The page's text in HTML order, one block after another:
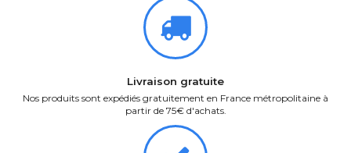
Livraison gratuite
Nos produits sont expédiés gratuitement en France métropolitaine à
partir de 75€ d'achats.